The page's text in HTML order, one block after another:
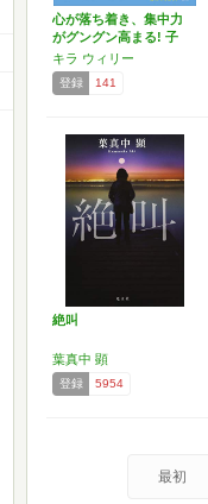
心が落ち着き、集中力
がグングン高まる! 子
ど…
キラ ウィリー
登録 141
絶叫
葉真中 顕
登録 5954
最初